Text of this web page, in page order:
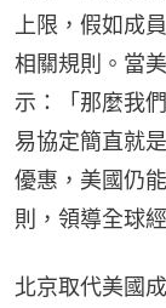
上限，假如成
相關規則。當
示：「那麼我
易協定簡直就
優惠，美國仍
則，領導全球
北京取代美國